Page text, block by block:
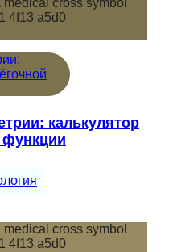
калькулятор
функции